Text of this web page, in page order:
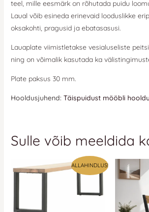
teel, mille eesmärk on rõhutada puidu
Laual võib esineda erinevaid looduslikke
oksakohti, pragusid ja ebatasasusi.
Lauaplate viimistletakse vesialuseliste
ning on võimalik kasutada ka
Plate paksus 30 mm.
Hooldusjuhend: Täispuidust mööbli
Sulle võib meeldida
ALLAHINDLUS!